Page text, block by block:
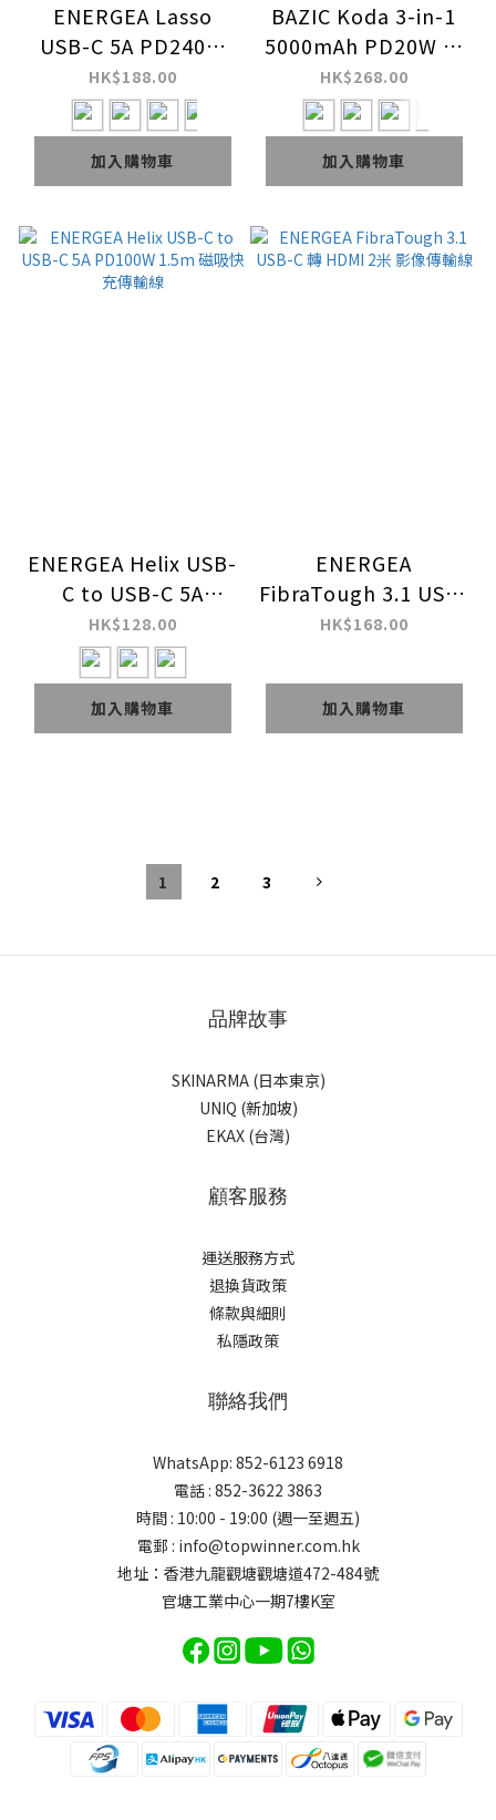
ENERGEA Lasso
USB-C 5A PD2​​40W
2-in-1 多功能手機頸
繩搭配 C-C 快速充電
和同步線
HK$188.00
加入購物車
BAZIC Koda 3-in-1
5000mAh PD20W 手
錶充電器+行動電源
HK$268.00
加入購物車
ENERGEA Helix USB-
C to USB-C 5A
PD100W 1.5m 磁吸快
充傳輸線
HK$128.00
加入購物車
ENERGEA
FibraTough 3.1 USB-
C 轉 HDMI 2米 影像傳
HK$168.00
加入購物車
1 2 3
品牌故事
SKINARMA (日本東京)
UNIQ (新加坡)
EKAX (台灣)
顧客服務
運送服務方式
退換貨政策
條款與細則
私隱政策
聯絡我們
WhatsApp: 852-6123 6918
電話 : 852-3622 3863
時間 : 10:00 - 19:00 (週一至週五)
電郵 : info@topwinner.com.hk
地址：香港九龍觀塘觀塘道472-484號
官塘工業中心一期7樓K室